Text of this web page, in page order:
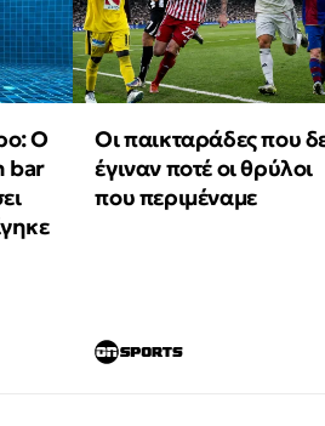
Ο
bar
Οι παικταράδες που
έγιναν ποτέ οι θρύλοι
που περιμέναμε